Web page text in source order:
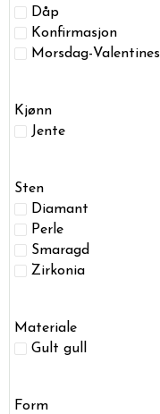
Dåp
Konfirmasjon
Morsdag-Valentines
Kjønn
Jente
Sten
Diamant
Perle
Smaragd
Zirkonia
Materiale
Gult gull
Form